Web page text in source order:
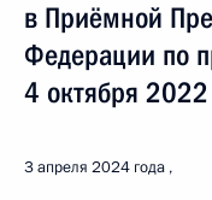
в Приёмной
Федерации по
4 октября 2022
3 апреля 2024 года